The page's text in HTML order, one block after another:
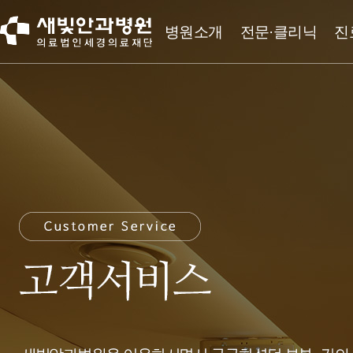
병원소개 전문·클리닉 진